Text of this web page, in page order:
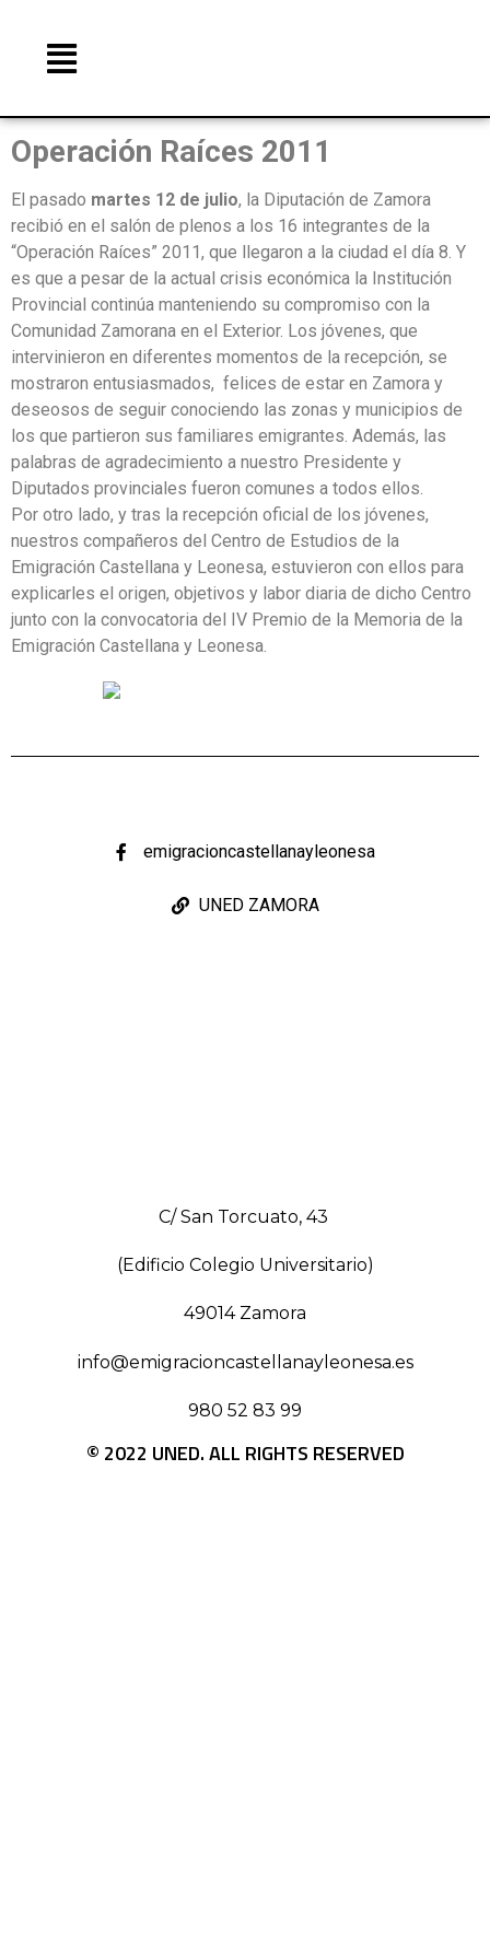
Operación Raíces 2011
El pasado martes 12 de julio, la Diputación de Zamora
recibió en el salón de plenos a los 16 integrantes de la
“Operación Raíces” 2011, que llegaron a la ciudad el día 8. Y
es que a pesar de la actual crisis económica la Institución
Provincial continúa manteniendo su compromiso con la
Comunidad Zamorana en el Exterior. Los jóvenes, que
intervinieron en diferentes momentos de la recepción, se
mostraron entusiasmados, felices de estar en Zamora y
deseosos de seguir conociendo las zonas y municipios de
los que partieron sus familiares emigrantes. Además, las
palabras de agradecimiento a nuestro Presidente y
Diputados provinciales fueron comunes a todos ellos.
Por otro lado, y tras la recepción oficial de los jóvenes,
nuestros compañeros del Centro de Estudios de la
Emigración Castellana y Leonesa, estuvieron con ellos para
explicarles el origen, objetivos y labor diaria de dicho Centro
junto con la convocatoria del IV Premio de la Memoria de la
Emigración Castellana y Leonesa.
emigracioncastellanayleonesa
UNED ZAMORA
C/ San Torcuato, 43
(Edificio Colegio Universitario)
49014 Zamora
info@emigracioncastellanayleonesa.es
980 52 83 99
© 2022 UNED. ALL RIGHTS RESERVED